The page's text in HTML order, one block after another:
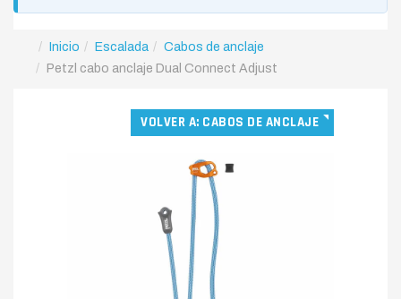
Inicio Escalada
Cabos de anclaje
Petzl cabo anclaje Dual Connect Adjust
VOLVER A: CABOS DE ANCLAJE